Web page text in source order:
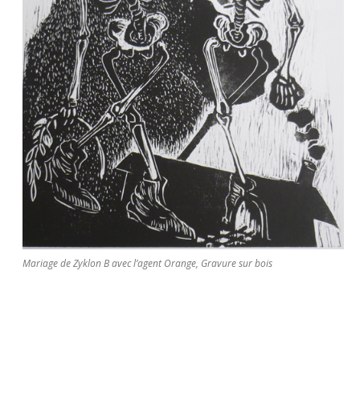
Mariage de Zyklon B avec l’agent Orange, Gravure sur bois